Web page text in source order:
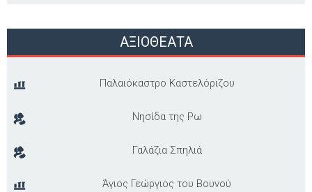
ΑΞΙΟΘΕΑΤΑ
Παλαιόκαστρο Καστελόριζου
Νησίδα της Ρω
Γαλάζια Σπηλιά
Άγιος Γεώργιος του Βουνού